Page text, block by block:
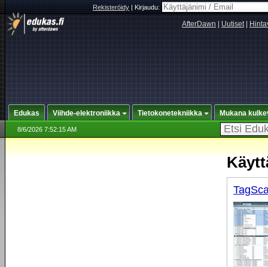
Rekisteröidy|Kirjaudu:
AfterDawn Uutiset|
Edukas Viihde-elektroniikka Tietokonetekniikka Mukana
8/6/2026 7:52:15 AM